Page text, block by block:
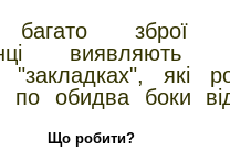
зброї
"закладках", які
по обидва боки від
Що робити?